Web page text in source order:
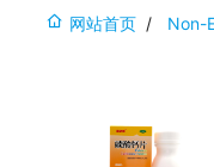
网站首页 Non-